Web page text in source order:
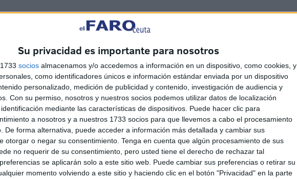
Su privacidad es importante para nosotros
socios almacenamos y/o accedemos a información en un dispositivo, como cookies, y
como identificadores únicos e información estándar enviada por un dispositivo
personalizado, medición de publicidad y contenido, investigación de audiencia y
Con su permiso, nosotros y nuestros socios podemos utilizar datos de localización
mediante las características de dispositivos. Puede hacer clic para
a nosotros y a nuestros 1733 socios para que llevemos a cabo el procesamiento
De forma alternativa, puede acceder a información más detallada y cambiar sus
otorgar o negar su consentimiento. Tenga en cuenta que algún procesamiento de sus
no requerir de su consentimiento, pero usted tiene el derecho de rechazar tal
se aplicarán solo a este sitio web. Puede cambiar sus preferencias o retirar su
momento volviendo a este sitio y haciendo clic en el botón "Privacidad" en la parte
aulas haya habido un aumento de alumnos. Eso sí,
de contagio ya que confían en las medidas que
y sobre todo en lo responsable que son los niños para
medidas que hay en los colegios, y si se ha
ir bien. Ellos no se van a quitar la mascarilla y
un padre.